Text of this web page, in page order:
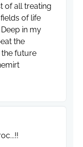
of all treating
of life
in my
the
the future